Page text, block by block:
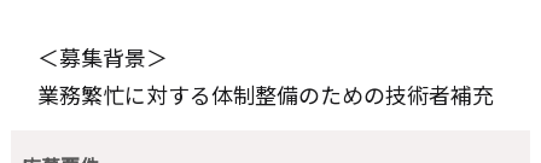
＜募集背景＞
業務繁忙に対する体制整備のための技術者補充